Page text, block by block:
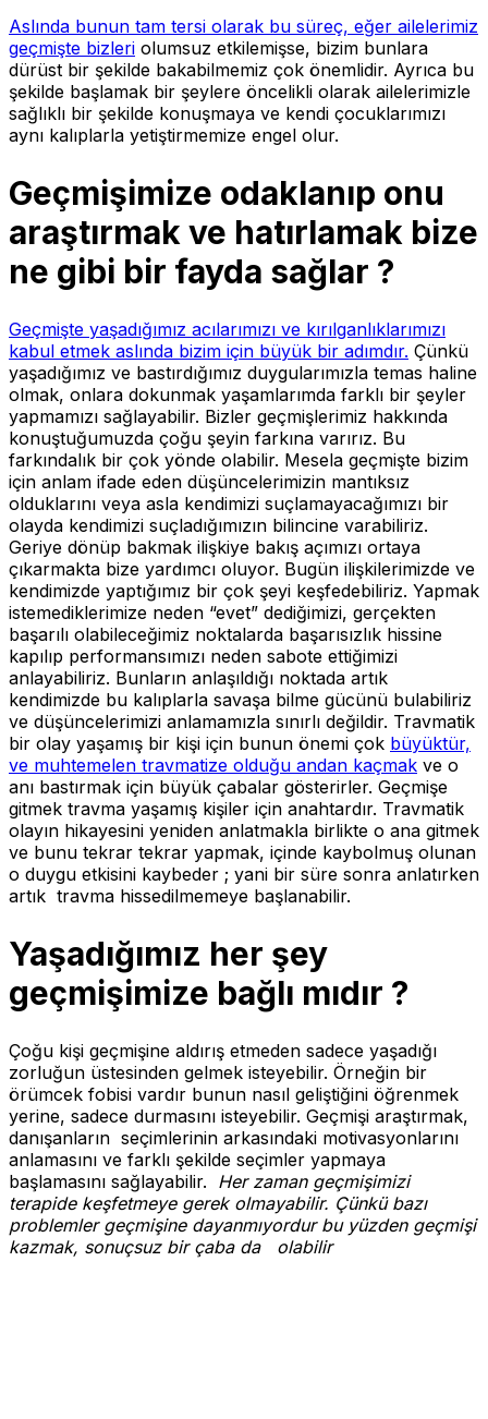
Aslında bunun tam tersi olarak bu süreç, eğer ailelerimiz
geçmişte bizleri olumsuz etkilemişse, bizim bunlara
dürüst bir şekilde bakabilmemiz çok önemlidir. Ayrıca bu
şekilde başlamak bir şeylere öncelikli olarak ailelerimizle
sağlıklı bir şekilde konuşmaya ve kendi çocuklarımızı
aynı kalıplarla yetiştirmemize engel olur.
Geçmişimize odaklanıp onu
araştırmak ve hatırlamak bize
ne gibi bir fayda sağlar ?
Geçmişte yaşadığımız acılarımızı ve kırılganlıklarımızı
kabul etmek aslında bizim için büyük bir adımdır. Çünkü
yaşadığımız ve bastırdığımız duygularımızla temas haline
olmak, onlara dokunmak yaşamlarımda farklı bir şeyler
yapmamızı sağlayabilir. Bizler geçmişlerimiz hakkında
konuştuğumuzda çoğu şeyin farkına varırız. Bu
farkındalık bir çok yönde olabilir. Mesela geçmişte bizim
için anlam ifade eden düşüncelerimizin mantıksız
olduklarını veya asla kendimizi suçlamayacağımızı bir
olayda kendimizi suçladığımızın bilincine varabiliriz.
Geriye dönüp bakmak ilişkiye bakış açımızı ortaya
çıkarmakta bize yardımcı oluyor. Bugün ilişkilerimizde ve
kendimizde yaptığımız bir çok şeyi keşfedebiliriz. Yapmak
istemediklerimize neden “evet” dediğimizi, gerçekten
başarılı olabileceğimiz noktalarda başarısızlık hissine
kapılıp performansımızı neden sabote ettiğimizi
anlayabiliriz. Bunların anlaşıldığı noktada artık
kendimizde bu kalıplarla savaşa bilme gücünü bulabiliriz
ve düşüncelerimizi anlamamızla sınırlı değildir. Travmatik
bir olay yaşamış bir kişi için bunun önemi çok büyüktür,
ve muhtemelen travmatize olduğu andan kaçmak ve o
anı bastırmak için büyük çabalar gösterirler. Geçmişe
gitmek travma yaşamış kişiler için anahtardır. Travmatik
olayın hikayesini yeniden anlatmakla birlikte o ana gitmek
ve bunu tekrar tekrar yapmak, içinde kaybolmuş olunan
o duygu etkisini kaybeder ; yani bir süre sonra anlatırken
artık travma hissedilmemeye başlanabilir.
Yaşadığımız her şey
geçmişimize bağlı mıdır ?
Çoğu kişi geçmişine aldırış etmeden sadece yaşadığı
zorluğun üstesinden gelmek isteyebilir. Örneğin bir
örümcek fobisi vardır bunun nasıl geliştiğini öğrenmek
yerine, sadece durmasını isteyebilir. Geçmişi araştırmak,
danışanların seçimlerinin arkasındaki motivasyonlarını
anlamasını ve farklı şekilde seçimler yapmaya
başlamasını sağlayabilir. Her zaman geçmişimizi
terapide keşfetmeye gerek olmayabilir. Çünkü bazı
problemler geçmişine dayanmıyordur bu yüzden geçmişi
kazmak, sonuçsuz bir çaba da olabilir